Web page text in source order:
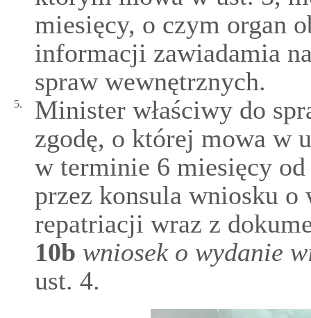
miesięcy, o czym organ
informacji zawiadamia
spraw wewnętrznych.
5.
Minister właściwy do
zgodę, o której mowa w
w terminie 6 miesięcy
przez konsula wniosku
repatriacji wraz z
10b wniosek o wydanie
ust. 4.